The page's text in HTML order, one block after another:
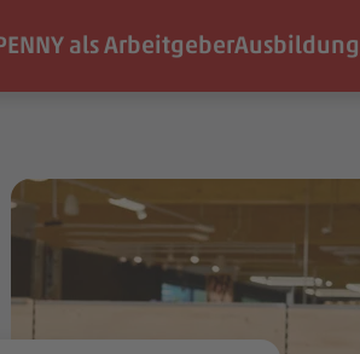
als ArbeitgeberAusbildung